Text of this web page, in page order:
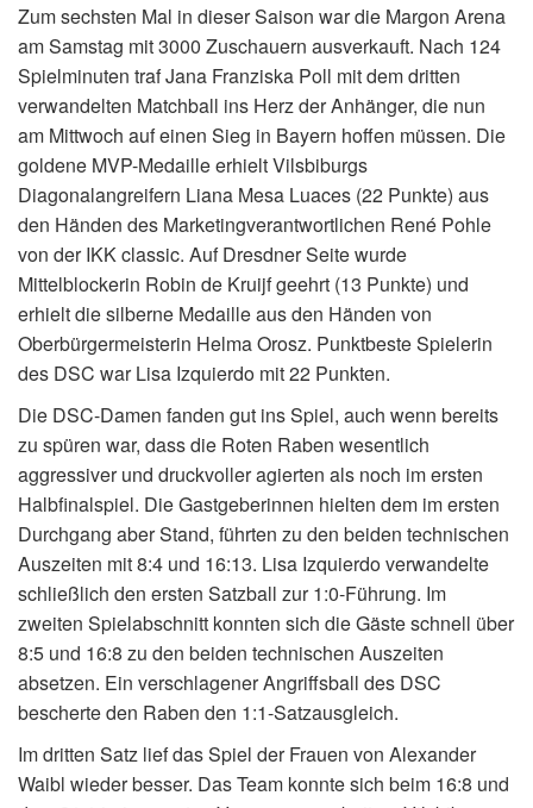
Zum sechsten Mal in dieser Saison war die Margon Arena
am Samstag mit 3000 Zuschauern ausverkauft. Nach 124
Spielminuten traf Jana Franziska Poll mit dem dritten
verwandelten Matchball ins Herz der Anhänger, die nun
am Mittwoch auf einen Sieg in Bayern hoffen müssen. Die
goldene MVP-Medaille erhielt Vilsbiburgs
Diagonalangreifern Liana Mesa Luaces (22 Punkte) aus
den Händen des Marketingverantwortlichen René Pohle
von der IKK classic. Auf Dresdner Seite wurde
Mittelblockerin Robin de Kruijf geehrt (13 Punkte) und
erhielt die silberne Medaille aus den Händen von
Oberbürgermeisterin Helma Orosz. Punktbeste Spielerin
des DSC war Lisa Izquierdo mit 22 Punkten.
Die DSC-Damen fanden gut ins Spiel, auch wenn bereits
zu spüren war, dass die Roten Raben wesentlich
aggressiver und druckvoller agierten als noch im ersten
Halbfinalspiel. Die Gastgeberinnen hielten dem im ersten
Durchgang aber Stand, führten zu den beiden technischen
Auszeiten mit 8:4 und 16:13. Lisa Izquierdo verwandelte
schließlich den ersten Satzball zur 1:0-Führung. Im
zweiten Spielabschnitt konnten sich die Gäste schnell über
8:5 und 16:8 zu den beiden technischen Auszeiten
absetzen. Ein verschlagener Angriffsball des DSC
bescherte den Raben den 1:1-Satzausgleich.
Im dritten Satz lief das Spiel der Frauen von Alexander
Waibl wieder besser. Das Team konnte sich beim 16:8 und